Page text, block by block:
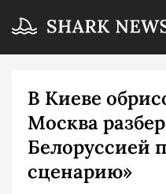
В Киеве
Москва
Белоруссией
сценарию»